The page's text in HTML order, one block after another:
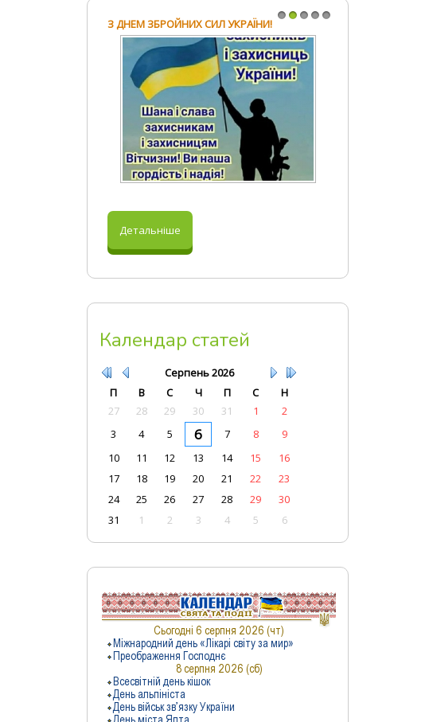
З ДНЕМ ЗБРОЙНИХ СИЛ УКРАЇНИ!
Детальніше
Календар статей
Серпень2026
П
В С Ч П С
Н
27
28 29 30 31 1
2
3
4 5 6 7 8
9
10
11 12 13 14 15
16
17
18 19 20 21 22
23
24
25 26 27 28 29
30
31
1 2 3 4 5 6